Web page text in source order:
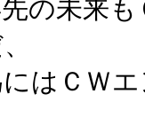
の未来
はＣＷ